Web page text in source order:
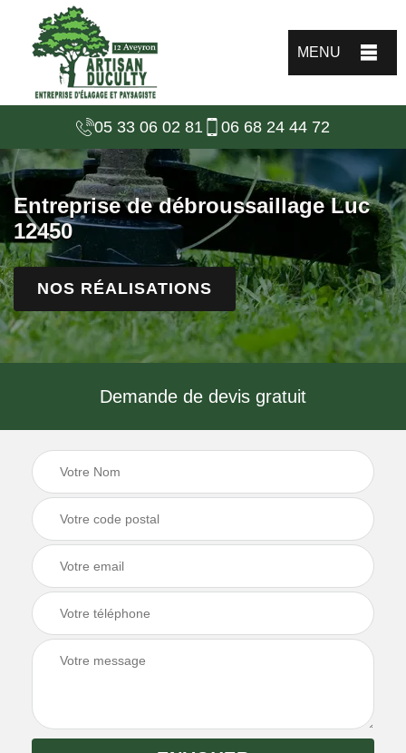
MENU
05 33 06 02 81 06 68 24 44 72
Entreprise de débroussaillage Luc
12450
NOS RÉALISATIONS
Demande de devis gratuit